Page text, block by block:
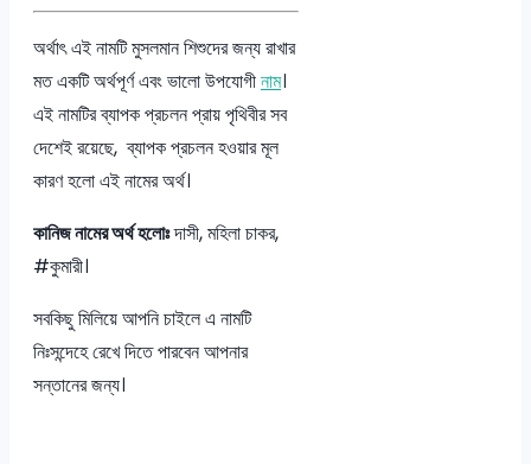
অর্থাৎ এই নামটি মুসলমান শিশুদের জন্য রাখার
মত একটি অর্থপূর্ণ এবং ভালো উপযোগীনাম।
এই নামটির ব্যাপক প্রচলন প্রায় পৃথিবীর সব
দেশেই রয়েছে, ব্যাপক প্রচলন হওয়ার মূল
কারণ হলো এই নামের অর্থ।
কানিজ নামের অর্থ হলোঃদাসী, মহিলা চাকর,
#কুমারী।
সবকিছু মিলিয়ে আপনি চাইলে এ নামটি
নিঃসন্দেহে রেখে দিতে পারবেন আপনার
সন্তানের জন্য।